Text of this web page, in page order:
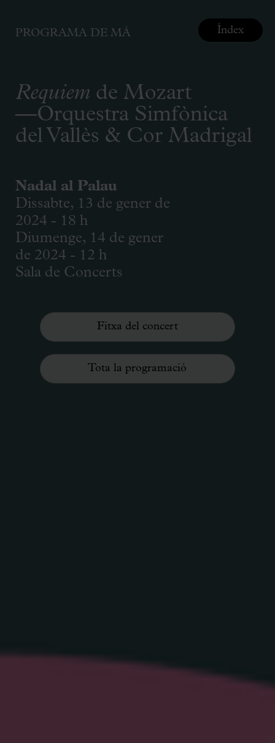
PROGRAMA DE MÀ
Requiem de Mozart
—Orquestra Simfònica
del Vallès & Cor Madrigal
Nadal al Palau
Dissabte, 13 de gener de
2024 - 18 h
Diumenge, 14 de gener
de 2024 - 12 h
Sala de Concerts
Fitxa del concert
Tota la programació
Índex